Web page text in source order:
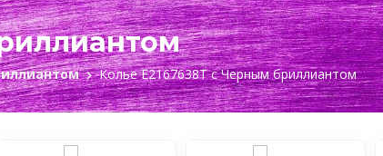
Колье Е2167638Т с Черным бриллиантом